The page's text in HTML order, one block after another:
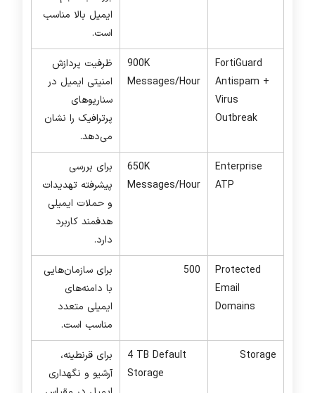
ایمیل بالا مناسب
است.
FortiGuard
Antispam +
Virus
Outbreak
900K
Messages/Hour
ظرفیت پردازش
امنیتی ایمیل در
سناریوهای
پرترافیک را نشان
می‌دهد.
Enterprise
ATP
650K
Messages/Hour
برای بررسی
پیشرفته تهدیدات
و حملات ایمیلی
هدفمند کاربرد
دارد.
Protected
Email
Domains
500
برای سازمان‌هایی
با دامنه‌های
ایمیلی متعدد
مناسب است.
Storage
4 TB Default
Storage
برای قرنطینه،
آرشیو و نگهداری